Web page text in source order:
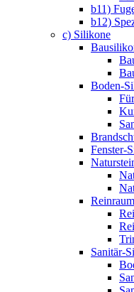
b11)
b12)
c) Silikone
Boden-
Fenster-
Sanitär-